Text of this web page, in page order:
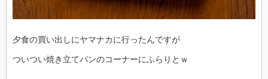
夕食の買い出しにヤマナカに行ったんですが
ついつい焼き立てパンのコーナーにふらりとｗ